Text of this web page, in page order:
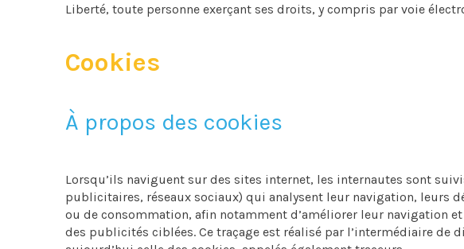
Liberté, toute personne exerçant ses droits, y compris par voie
Cookies
À propos des cookies
Lorsqu’ils naviguent sur des sites internet, les internautes sont
publicitaires, réseaux sociaux) qui analysent leur navigation, leurs
ou de consommation, afin notamment d’améliorer leur navigation
des publicités ciblées. Ce traçage est réalisé par l’intermédiaire de